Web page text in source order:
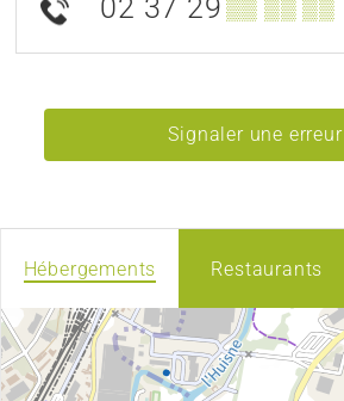
02 37 29 ▒▒ ▒▒ ▒▒
Signaler une erreur
Hébergements Restaurants